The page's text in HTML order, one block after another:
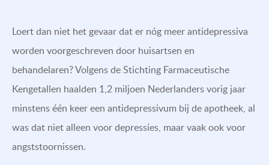
Loert dan niet het gevaar dat er nóg meer antidepressiva
worden voorgeschreven door huisartsen en
behandelaren? Volgens de Stichting Farmaceutische
Kengetallen haalden 1,2 miljoen Nederlanders vorig jaar
minstens één keer een antidepressivum bij de apotheek, al
was dat niet alleen voor depressies, maar vaak ook voor
angststoornissen.